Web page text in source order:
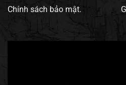
Chính sách bảo mật.